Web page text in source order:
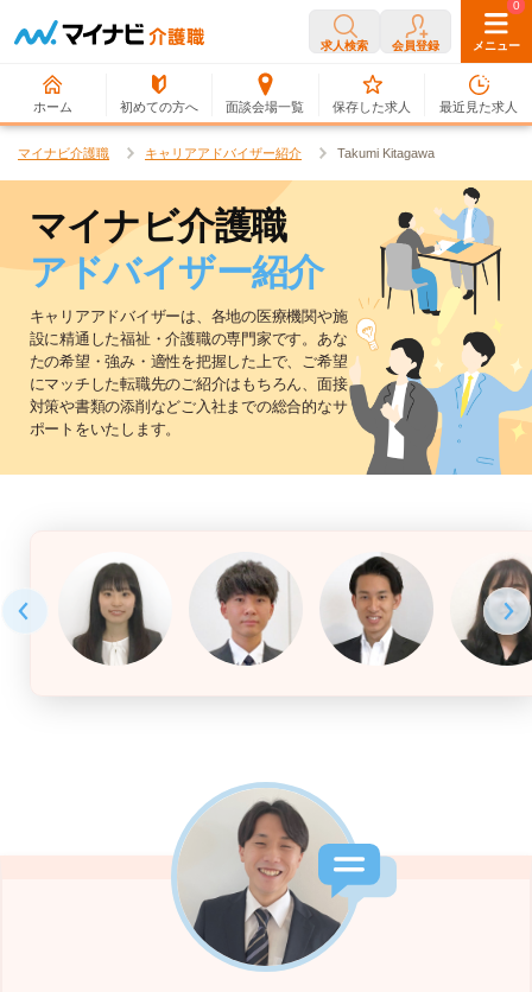
求人検索 会員登録 メニュー
ホーム 初めての方へ 面談会場一覧
0
保存した求人
0
最近見た求人
マイナビ介護職 キャリアアドバイザー紹介 Takumi Kitagawa
マイナビ介護職
アドバイザー紹介
キャリアアドバイザーは、各地の医療機関や施
設に精通した福祉・介護職の専門家です。 あな
たの希望・強み・適性を把握した上で、ご希望
にマッチした転職先のご紹介はもちろん、 面接
対策や書類の添削などご入社までの総合的なサ
ポートをいたします。